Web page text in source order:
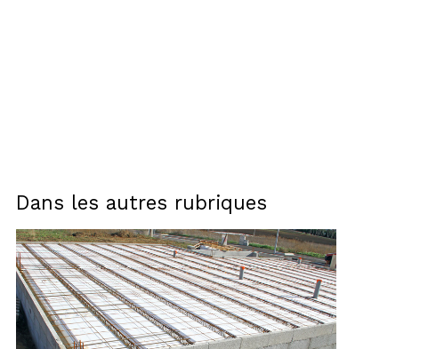
Dans les autres rubriques